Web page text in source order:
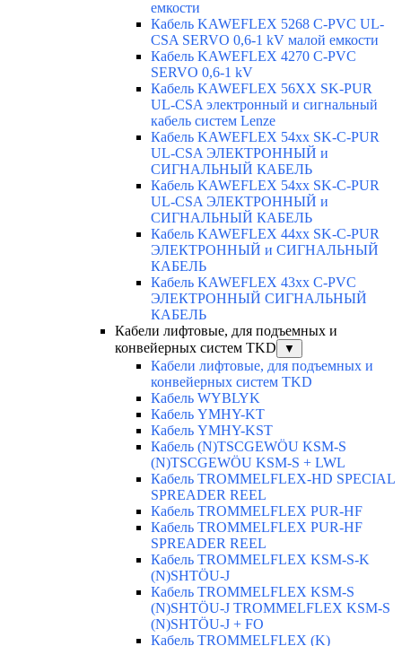
емкости
Кабель KAWEFLEX 5268 C-PVC UL-
CSA SERVO 0,6-1 kV малой емкости
Кабель KAWEFLEX 4270 C-PVC
SERVO 0,6-1 kV
Кабель KAWEFLEX 56XX SK-PUR
UL-CSA электронный и сигнальный
кабель систем Lenze
Кабель KAWEFLEX 54xx SK-C-PUR
UL-CSA ЭЛЕКТРОННЫЙ и
СИГНАЛЬНЫЙ КАБЕЛЬ
Кабель KAWEFLEX 54xx SK-C-PUR
UL-CSA ЭЛЕКТРОННЫЙ и
СИГНАЛЬНЫЙ КАБЕЛЬ
Кабель KAWEFLEX 44xx SK-C-PUR
ЭЛЕКТРОННЫЙ и СИГНАЛЬНЫЙ
КАБЕЛЬ
Кабель KAWEFLEX 43xx C-PVC
ЭЛЕКТРОННЫЙ СИГНАЛЬНЫЙ
КАБЕЛЬ
Кабели лифтовые, для подъемных и
конвейерных систем TKD
▼
Кабели лифтовые, для подъемных и
конвейерных систем TKD
Кабель WYBLYK
Кабель YMHY-KT
Кабель YMHY-KST
Кабель (N)TSCGEWÖU KSM-S
(N)TSCGEWÖU KSM-S + LWL
Кабель TROMMELFLEX-HD SPECIAL
SPREADER REEL
Кабель TROMMELFLEX PUR-HF
Кабель TROMMELFLEX PUR-HF
SPREADER REEL
Кабель TROMMELFLEX KSM-S-K
(N)SHTÖU-J
Кабель TROMMELFLEX KSM-S
(N)SHTÖU-J TROMMELFLEX KSM-S
(N)SHTÖU-J + FO
Кабель TROMMELFLEX (K)